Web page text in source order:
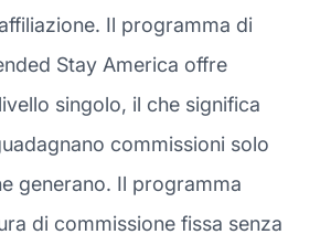
Il programma di
Stay America offre
singolo, il che significa
commissioni solo
generano. Il programma
di commissione fissa senza